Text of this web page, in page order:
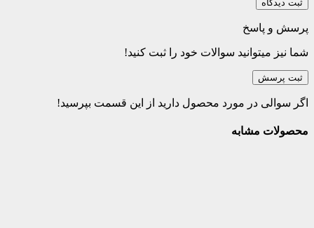
پرسش و پاسخ
شما نیز میتوانید سوالات خود را ثبت کنید!
ثبت پرسش
اگر سوالی در مورد محصول دارید از این قسمت بپرسید!
محصولات مشابه